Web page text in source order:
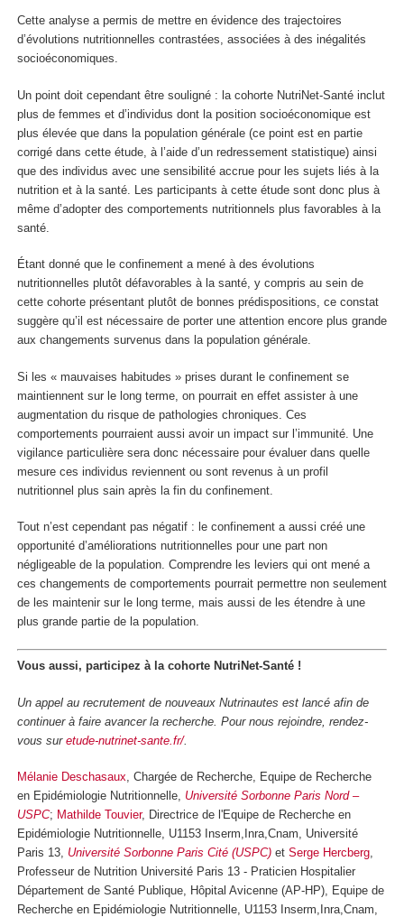
Cette analyse a permis de mettre en évidence des trajectoires
d’évolutions nutritionnelles contrastées, associées à des inégalités
socioéconomiques.
Un point doit cependant être souligné : la cohorte NutriNet-Santé inclut
plus de femmes et d’individus dont la position socioéconomique est
plus élevée que dans la population générale (ce point est en partie
corrigé dans cette étude, à l’aide d’un redressement statistique) ainsi
que des individus avec une sensibilité accrue pour les sujets liés à la
nutrition et à la santé. Les participants à cette étude sont donc plus à
même d’adopter des comportements nutritionnels plus favorables à la
santé.
Étant donné que le confinement a mené à des évolutions
nutritionnelles plutôt défavorables à la santé, y compris au sein de
cette cohorte présentant plutôt de bonnes prédispositions, ce constat
suggère qu’il est nécessaire de porter une attention encore plus grande
aux changements survenus dans la population générale.
Si les « mauvaises habitudes » prises durant le confinement se
maintiennent sur le long terme, on pourrait en effet assister à une
augmentation du risque de pathologies chroniques. Ces
comportements pourraient aussi avoir un impact sur l’immunité. Une
vigilance particulière sera donc nécessaire pour évaluer dans quelle
mesure ces individus reviennent ou sont revenus à un profil
nutritionnel plus sain après la fin du confinement.
Tout n’est cependant pas négatif : le confinement a aussi créé une
opportunité d’améliorations nutritionnelles pour une part non
négligeable de la population. Comprendre les leviers qui ont mené a
ces changements de comportements pourrait permettre non seulement
de les maintenir sur le long terme, mais aussi de les étendre à une
plus grande partie de la population.
Vous aussi, participez à la cohorte NutriNet-Santé !
Un appel au recrutement de nouveaux Nutrinautes est lancé afin de
continuer à faire avancer la recherche. Pour nous rejoindre, rendez-
vous sur etude-nutrinet-sante.fr/.
Mélanie Deschasaux, Chargée de Recherche, Equipe de Recherche
en Epidémiologie Nutritionnelle, Université Sorbonne Paris Nord –
USPC; Mathilde Touvier, Directrice de l'Equipe de Recherche en
Epidémiologie Nutritionnelle, U1153 Inserm,Inra,Cnam, Université
Paris 13, Université Sorbonne Paris Cité (USPC) et Serge Hercberg,
Professeur de Nutrition Université Paris 13 - Praticien Hospitalier
Département de Santé Publique, Hôpital Avicenne (AP-HP), Equipe de
Recherche en Epidémiologie Nutritionnelle, U1153 Inserm,Inra,Cnam,